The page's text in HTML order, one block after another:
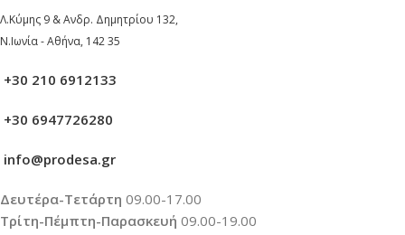
Λ.Κύμης 9 & Ανδρ. Δημητρίου 132,
Ν.Ιωνία - Αθήνα, 142 35
+30 210 6912133
+30 6947726280
info@prodesa.gr
Δευτέρα-Τετάρτη 09.00-17.00
Τρίτη-Πέμπτη-Παρασκευή 09.00-19.00